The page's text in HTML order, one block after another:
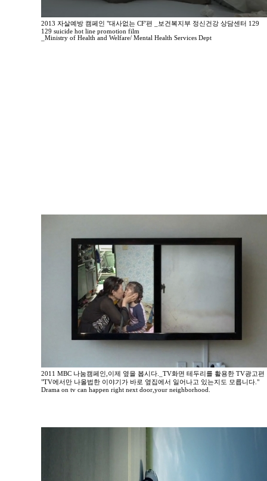
2013 자살예방 캠페인 "대사없는 CF'편 _보건복지부 정신건강 상담센터 129
129 suicide hot line promotion film
_Ministry of Health and Welfare/ Mental Health Services Dept
2011 MBC 나눔캠페인,이제 옆을 봅시다._TV화면 테두리를 활용한 TV광고편
"TV에서만 나올법한 이야기가 바로 옆집에서 일어나고 있는지도 모릅니다."
Drama on tv can happen right next door,your neighborhood.